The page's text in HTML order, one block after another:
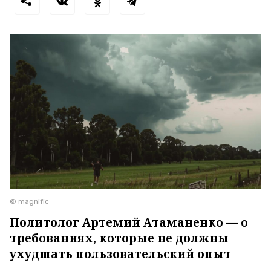
© magnific
Политолог Артемий Атаманенко — о
требованиях, которые не должны
ухудшать пользовательский опыт